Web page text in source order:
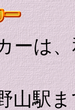
ーは
山駅